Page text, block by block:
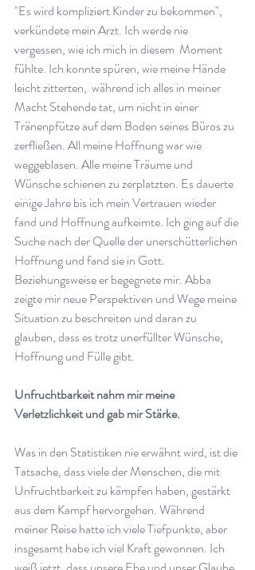
"Es wird kompliziert Kinder zu bekommen",
verkündete mein Arzt. Ich werde nie
vergessen, wie ich mich in diesem  Moment
fühlte. Ich konnte spüren, wie meine Hände
leicht zitterten,  während ich alles in meiner
Macht Stehende tat, um nicht in einer
Tränenpfütze auf dem Boden seines Büros zu
zerfließen. All meine Hoffnung war wie
weggeblasen. Alle meine Träume und
Wünsche schienen zu zerplatzten. Es dauerte
einige Jahre bis ich mein Vertrauen wieder
fand und Hoffnung aufkeimte. Ich ging auf die
Suche nach der Quelle der unerschütterlichen
Hoffnung und fand sie in Gott.
Beziehungsweise er begegnete mir. Abba
zeigte mir neue Perspektiven und Wege meine
Situation zu beschreiten und daran zu
glauben, dass es trotz unerfüllter Wünsche,
Hoffnung und Fülle gibt.
Unfruchtbarkeit nahm mir meine
Verletzlichkeit und gab mir Stärke.
Was in den Statistiken nie erwähnt wird, ist die
Tatsache, dass viele der Menschen, die mit
Unfruchtbarkeit zu kämpfen haben, gestärkt
aus dem Kampf hervorgehen. Während
meiner Reise hatte ich viele Tiefpunkte, aber
insgesamt habe ich viel Kraft gewonnen. Ich